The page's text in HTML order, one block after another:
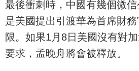
最後衝刺時，中國有幾個微
是美國提出引渡華為首席財
限。如果1月8日美國沒有對
要求，孟晚舟將會被釋放。